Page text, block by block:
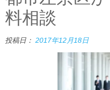
料相談
投稿日： 2017年12月18日